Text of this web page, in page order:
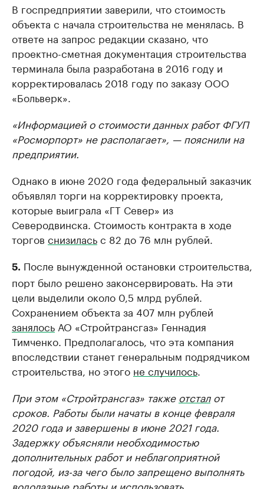
В госпредприятии заверили, что стоимость
объекта с начала строительства не менялась. В
ответе на запрос редакции сказано, что
проектно-сметная документация строительства
терминала была разработана в 2016 году и
корректировалась 2018 году по заказу ООО
«Больверк».
«Информацией о стоимости данных работ ФГУП
«Росморпорт» не располагает», — пояснили на
предприятии.
Однако в июне 2020 года федеральный заказчик
объявлял торги на корректировку проекта,
которые выиграла «ГТ Север» из
Северодвинска. Стоимость контракта в ходе
торгов снизиласьс 82 до 76 млн рублей.
5. После вынужденной остановки строительства,
порт было решено законсервировать. На эти
цели выделили около 0,5 млрд рублей.
Сохранением объекта за 407 млн рублей
занялось АО «Стройтрансгаз» Геннадия
Тимченко. Предполагалось, что эта компания
впоследствии станет генеральным подрядчиком
строительства, но этого не случилось.
При этом «Стройтрансгаз» такжеотсталот
сроков. Работы были начаты в конце февраля
2020 года и завершены в июне 2021 года.
Задержку объясняли необходимостью
дополнительных работ и неблагоприятной
погодой, из-за чего было запрещено выполнять
водолазные работы и использовать